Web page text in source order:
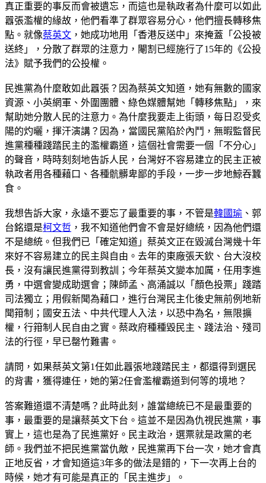
真正重要的事反而會被遺忘，而這也是執政者為什麼可以如此
囂張濫權的緣故，他們看準了群眾容易分心，他們擅長轉移焦
點。就像蔡英文 ，她成功地用「香港反送中」來掩蓋「公投被
送終」，分散了群眾的注意力，閹割已經施行了15年的《公投
法》賦予我們的公投權。
民進黨為什麼敢如此囂張？因為蔡英文知道，她有無數的國家
資源、小英網軍、外圍團體、綠色媒體幫她「轉移焦點」，來
幫助她分散人民的注意力。為什麼我要走上街頭，每日忍受炙
陽的灼曬，揮汗演講？因為，當國民黨陷於內鬥，無暇監督民
進黨種種踐踏民主的濫權霸道，這個社會需要一個「不分心」
的聲音，時時刻刻地告訴人民，台灣好不容易建立的民主正被
執政者用各種藉口、各種骯髒卑鄙的手段，一步一步地鯨吞蠶
食。
我想告訴大家，永遠不要忘了最重要的事，不管是韓國瑜 、郭
台銘還是柯文哲 ，我不知道他們會不會是好總統，因為他們還
不是總統。但我們已「確定知道」蔡英文正在毀滅台灣幾十年
來好不容易建立的民主與自由。去年的東廠張天欽、台大沒校
長，沒有讓民進黨得到教訓；今年蔡英文變本加厲，任用李進
勇，中選會變成助選會；陳師孟、高涌誠以「顏色投票」踐踏
司法獨立；用假新聞為藉口，進行台灣民主化後史無前例地新
聞箝制；國安五法、中共代理人入法，以恐中為名，無限擴
權，行箝制人民自由之實。蔡政府種種毀民主、踐法治、殘司
法的行徑，早已罄竹難書。
請問，如果蔡英文第1任如此囂張地踐踏民主，都還得到選民
的背書，獲得連任，她的第2任會濫權霸道到何等的境地？
答案難道還不清楚嗎？此時此刻，誰當總統已不是最重要的
事，最重要的是讓蔡英文下台。這並不是因為仇視民進黨，事
實上，這也是為了民進黨好。民主政治，選票就是政黨的老
師。我們並不把民進黨當仇敵，民進黨再下台一次，她才會真
正地反省，才會知道這3年多的做法是錯的，下一次再上台的
時候，她才有可能是真正的「民主進步」。